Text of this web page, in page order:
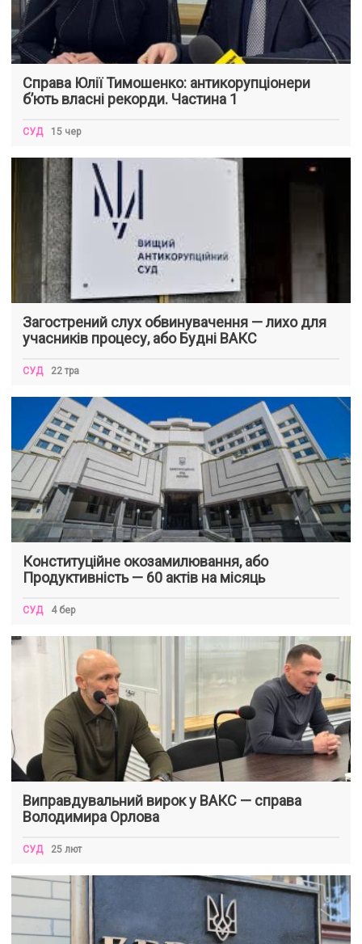
Справа Юлії Тимошенко: антикорупціонери
б’ють власні рекорди. Частина 1
СУД 15 чер
Загострений слух обвинувачення — лихо для
учасників процесу, або Будні ВАКС
СУД 22 тра
Конституційне окозамилювання, або
Продуктивність — 60 актів на місяць
СУД 4 бер
Виправдувальний вирок у ВАКС — справа
Володимира Орлова
СУД 25 лют